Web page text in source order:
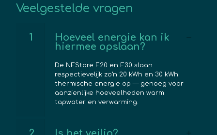
Veelgestelde vragen
1
Hoeveel energie kan ik
hiermee opslaan?
De NEStore E20 en E30 slaan
respectievelijk zo’n 20 kWh en 30 kWh
thermische energie op — genoeg voor
aanzienlijke hoeveelheden warm
tapwater en verwarming.